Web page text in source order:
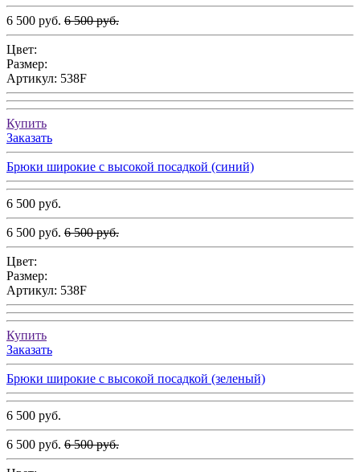
6 500 руб. 6 500 руб.
Цвет:
Размер:
Артикул: 538F
Купить
Заказать
Брюки широкие с высокой посадкой (синий)
6 500 руб.
6 500 руб. 6 500 руб.
Цвет:
Размер:
Артикул: 538F
Купить
Заказать
Брюки широкие с высокой посадкой (зеленый)
6 500 руб.
6 500 руб. 6 500 руб.